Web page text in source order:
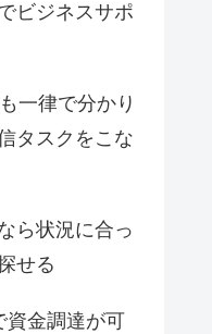
ビジネスサポ
一律で分かり
タスクをこな
ら状況に合っ
せる
資金調達が可